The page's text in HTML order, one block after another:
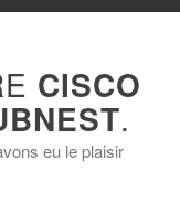
CISCO
.
eu le plaisir